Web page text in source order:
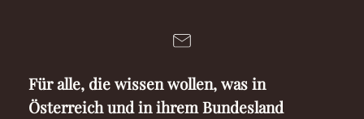
Für alle, die wissen wollen, was in
Österreich und in ihrem Bundesland